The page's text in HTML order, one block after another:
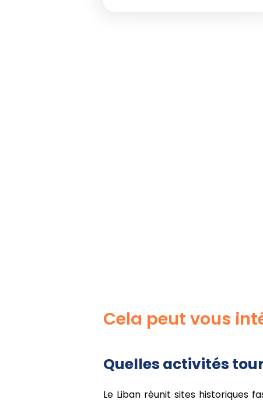
Cela peut vous
Quelles activités
Le Liban réunit sites historiques